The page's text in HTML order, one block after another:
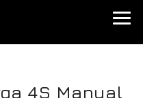
4S Manual